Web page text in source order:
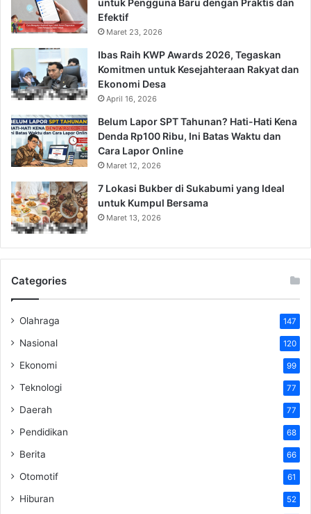
Efektif
Maret 23, 2026
Ibas Raih KWP Awards 2026, Tegaskan
Komitmen untuk Kesejahteraan Rakyat dan
Ekonomi Desa
April 16, 2026
Belum Lapor SPT Tahunan? Hati-Hati Kena
Denda Rp100 Ribu, Ini Batas Waktu dan
Cara Lapor Online
Maret 12, 2026
7 Lokasi Bukber di Sukabumi yang Ideal
untuk Kumpul Bersama
Maret 13, 2026
Categories
Olahraga 147
Nasional 120
Ekonomi 99
Teknologi 77
Daerah 77
Pendidikan 68
Berita 66
Otomotif 61
Hiburan 52